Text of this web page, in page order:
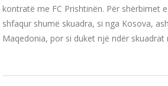
kontratë me FC Prishtinën. Për shërbimet
shfaqur shumë skuadra, si nga Kosova,
Maqedonia, por si duket një ndër skuadrat